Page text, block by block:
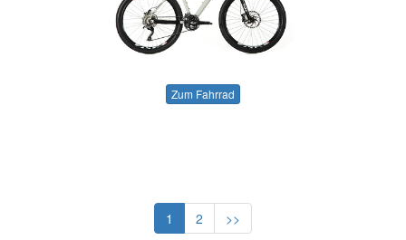
Zum Fahrrad
1 2 >>